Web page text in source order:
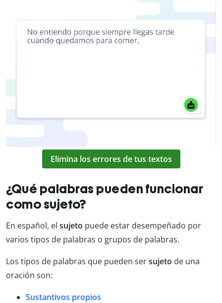
Elimina los errores de tus textos
¿Qué palabras pueden funcionar
como sujeto?
En español, el sujeto puede estar desempeñado por
varios tipos de palabras o grupos de palabras.
Los tipos de palabras que pueden sersujeto de una
oración son:
Sustantivos propios